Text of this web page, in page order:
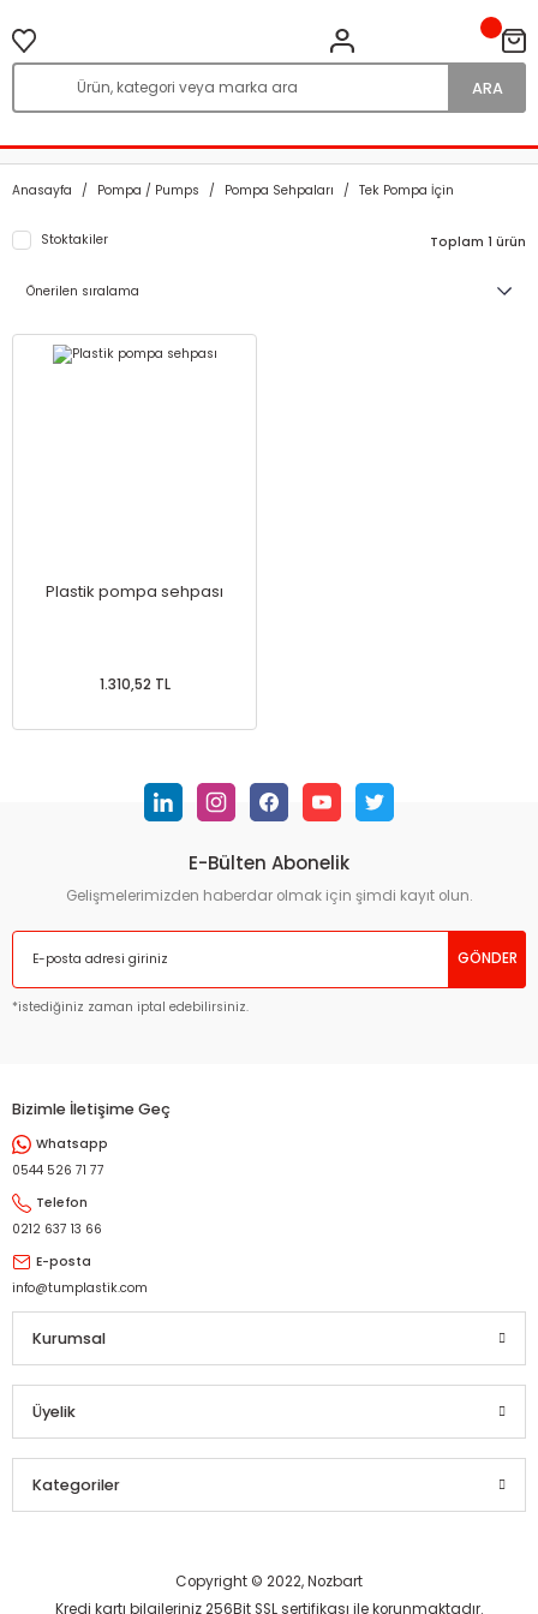
ARA
Anasayfa Pompa / Pumps Pompa Sehpaları Tek Pompa İçin
Stoktakiler Toplam 1 ürün
Plastik pompa sehpası
1.310,52 TL
E-Bülten Abonelik
Gelişmelerimizden haberdar olmak için şimdi kayıt olun.
GÖNDER
*istediğiniz zaman iptal edebilirsiniz.
Bizimle İletişime Geç
Whatsapp
0544 526 71 77
Telefon
0212 637 13 66
E-posta
info@tumplastik.com
Kurumsal
Üyelik
Kategoriler
Copyright © 2022, Nozbart
Kredi kartı bilgileriniz 256Bit SSL sertifikası ile korunmaktadır.